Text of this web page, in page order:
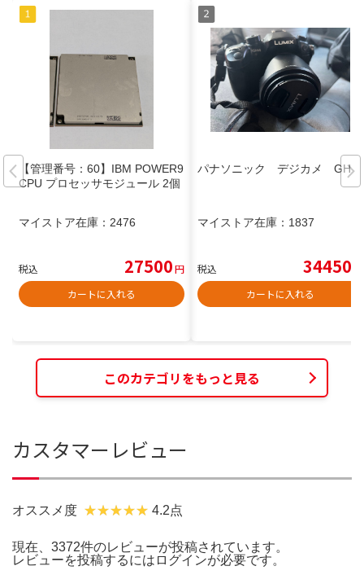
【管理番号：60】IBM POWER9
CPU プロセッサモジュール 2個
マイストア在庫： 2476
税込 27500円
カートに入れる
パナソニック デジカメ GH4
マイストア在庫： 1837
税込 34450
カートに入れる
このカテゴリをもっと見る
カスタマーレビュー
オススメ度 4.2点
現在、3372件のレビューが投稿されています。
レビューを投稿するには ログインが必要です。